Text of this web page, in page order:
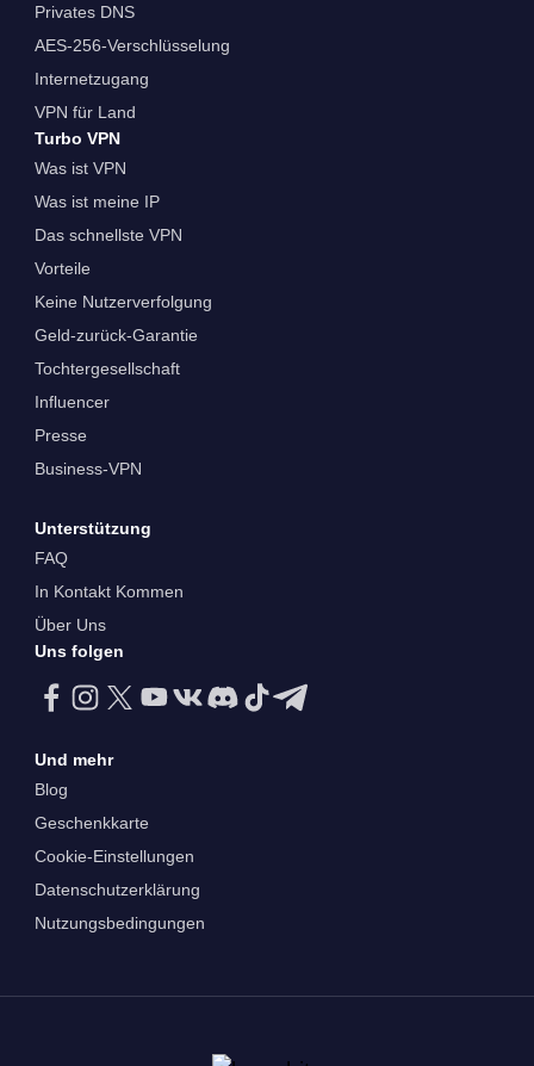
Privates DNS
AES-256-Verschlüsselung
Internetzugang
VPN für Land
Turbo VPN
Was ist VPN
Was ist meine IP
Das schnellste VPN
Vorteile
Keine Nutzerverfolgung
Geld-zurück-Garantie
Tochtergesellschaft
Influencer
Presse
Business-VPN
Unterstützung
FAQ
In Kontakt Kommen
Über Uns
Uns folgen
Und mehr
Blog
Geschenkkarte
Cookie-Einstellungen
Datenschutzerklärung
Nutzungsbedingungen